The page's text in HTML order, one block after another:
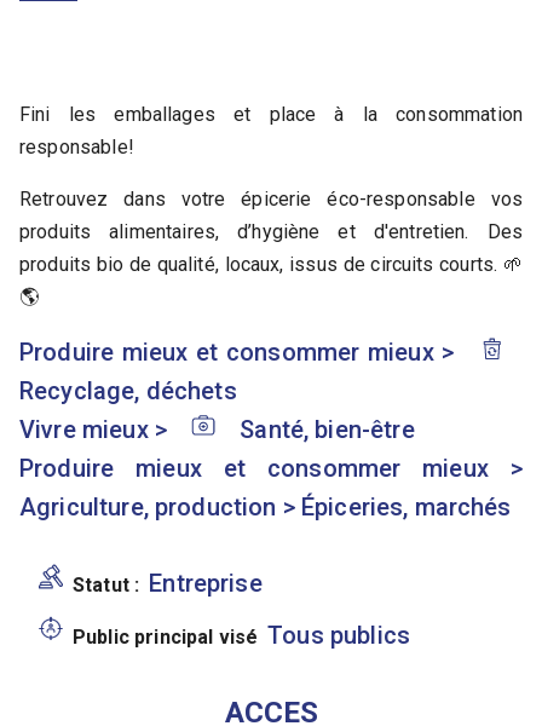
Fini les emballages et place à la consommation
responsable!
Retrouvez dans votre épicerie éco-responsable vos
produits alimentaires, d’hygiène et d'entretien. Des
produits bio de qualité, locaux, issus de circuits courts. 🌱
🌎
Produire mieux et consommer mieux>
Recyclage, déchets
Vivre mieux>
Santé, bien-être
Produire mieux et consommer mieux>
Agriculture, production > Épiceries, marchés
Statut : Entreprise
Public principal visé Tous publics
ACCES